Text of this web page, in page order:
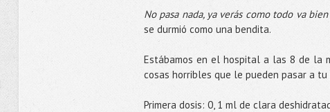
No pasa nada, ya verás como todo va
se durmió como una bendita.
Estábamos en el hospital a las 8 de la
cosas horribles que le pueden pasar a
Primera dosis: 0, 1 ml de clara